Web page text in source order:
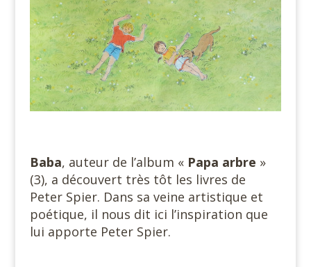
Baba, auteur de l’album « Papa arbre »
(3), a découvert très tôt les livres de
Peter Spier. Dans sa veine artistique et
poétique, il nous dit ici l’inspiration que
lui apporte Peter Spier.